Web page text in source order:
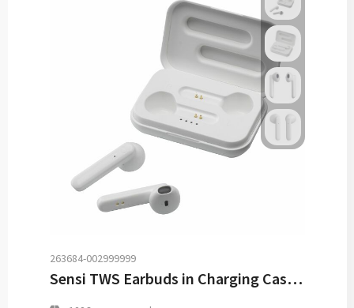
263684-002999999
Sensi TWS Earbuds in Charging Case oortjes